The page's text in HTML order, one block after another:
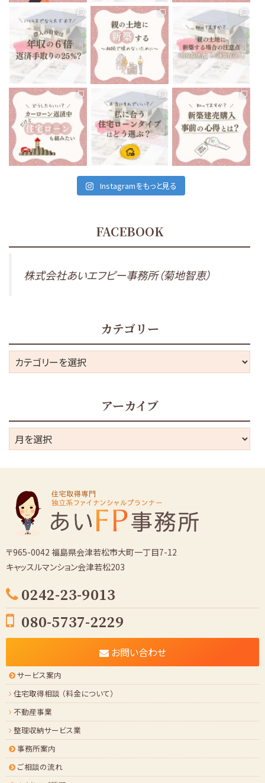
tomoe_kikuchi_lifeplan
いくらまでなら住宅ローン
を組んでも大丈夫です...
12月 6
tomoe_kikuchi_lifeplan
前回は親の土地に新築す
る場合の注意点で、
12月 3
tomoe_kikuchi_lifeplan
親御さんが所有している
土地に家を建てる...
12月 1
tomoe_kikuchi_lifeplan
私たちが住んでいる、会津
若松市は
車がないと生活出来ない
と言っても...
11月 29
tomoe_kikuchi_lifeplan
住宅ローンは当然です
が、家を建てる時に組む
もの...
11月 26
tomoe_kikuchi_lifeplan
最近の会津地域、建売住
宅がとても多いなと感じ
ます。...
11月 24
Instagramをもっと見る
FACEBOOK
株式会社あいエフピー事務所（菊地智恵）
カテゴリー
カ
テ
ー
アーカイブ
ー
カ
〒965-0042 福島県会津若松市大町一丁目7-12
キャッスルマンション会津若松203
0242-23-9013
080-5737-2229
お問い合わせ
サービス案内
住宅取得相談 （料金について）
不動産事業
整理収納サービス業
事務所案内
ご相談の流れ